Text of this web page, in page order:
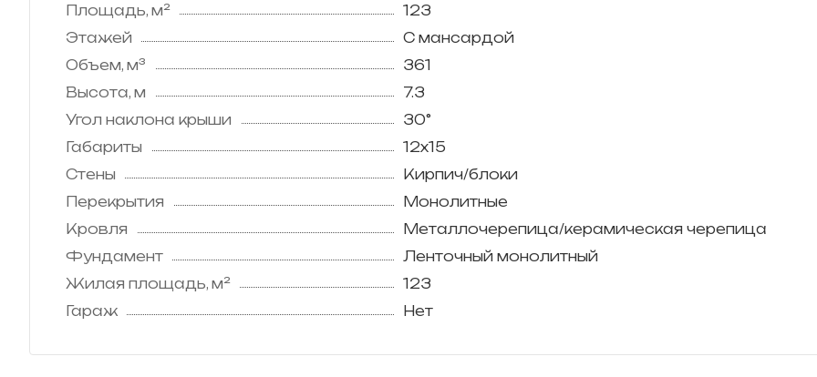
Площадь, м²
123
Этажей
С мансардой
Объем, м³
361
Высота, м
7.3
Угол наклона крыши
30°
Габариты
12х15
Стены
Кирпич/блоки
Перекрытия
Монолитные
Кровля
Металлочерепица/керамическая черепица
Фундамент
Ленточный монолитный
Жилая площадь, м²
123
Гараж
Нет